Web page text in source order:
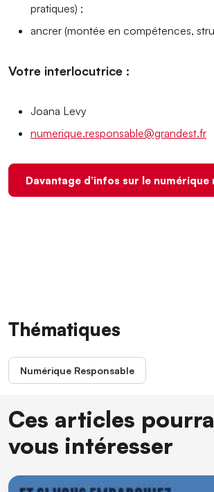
pratiques) ;
ancrer (montée en compétences,
Votre interlocutrice :
Joana Levy
numerique.responsable@grandest.fr
Davantage d’infos sur le
Thématiques
Numérique Responsable
Ces articles
vous intéresser